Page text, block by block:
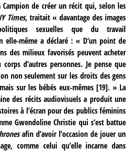
de créer un récit qui, selon les
Times, traitait « davantage des images
sexuelles que du travail
elle-même a déclaré : « D’un point de
des milieux favorisés peuvent acheter
d’autres personnes. Je pense que
non seulement sur les droits des gens
sur les bébés eux-mêmes[19]. » La
des récits audiovisuels a produit une
à l’écran pour des publics féminins
Gwendoline Christie qui s’est battue
afin d’avoir l’occasion de jouer un
comme celui qu’elle incarne dans